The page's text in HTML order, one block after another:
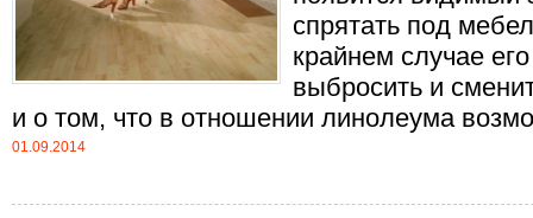
спрятать под
крайнем случае
выбросить и
и о том, что в отношении линолеума
01.09.2014